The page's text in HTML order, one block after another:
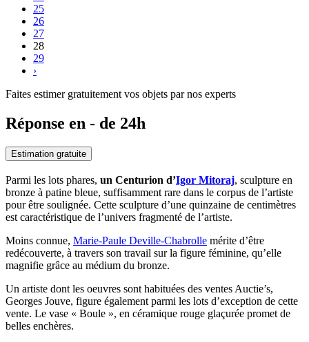
25
26
27
28
29
›
Faites estimer gratuitement vos objets par nos experts
Réponse en - de 24h
Estimation gratuite
Parmi les lots phares, un Centurion d’Igor Mitoraj, sculpture en
bronze à patine bleue, suffisamment rare dans le corpus de l’artiste
pour être soulignée. Cette sculpture d’une quinzaine de centimètres
est caractéristique de l’univers fragmenté de l’artiste.
Moins connue, Marie-Paule Deville-Chabrolle mérite d’être
redécouverte, à travers son travail sur la figure féminine, qu’elle
magnifie grâce au médium du bronze.
Un artiste dont les oeuvres sont habituées des ventes Auctie’s,
Georges Jouve, figure également parmi les lots d’exception de cette
vente. Le vase « Boule », en céramique rouge glaçurée promet de
belles enchères.